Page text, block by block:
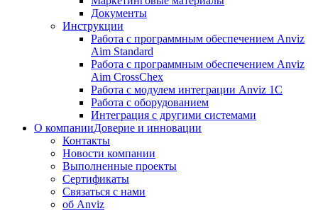
Документы
Инструкции
Работа с программным обеспечением Anviz
Aim Standard
Работа с программным обеспечением Anviz
Aim CrossChex
Работа с модулем интеграции Anviz 1C
Работа с оборудованием
Интеграция с другими системами
О компанииДоверие и инновации
Контакты
Новости компании
Выполненные проекты
Сертификаты
Связаться с нами
об Anviz